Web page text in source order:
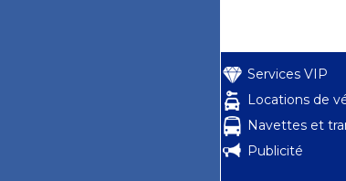
Services VIP
Locations de
Navettes et
Publicité